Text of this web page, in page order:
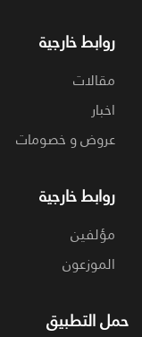
روابط خارجية
مقالات
اخبار
عروض و خصومات
روابط خارجية
مؤلفين
الموزعون
حمل التطبيق